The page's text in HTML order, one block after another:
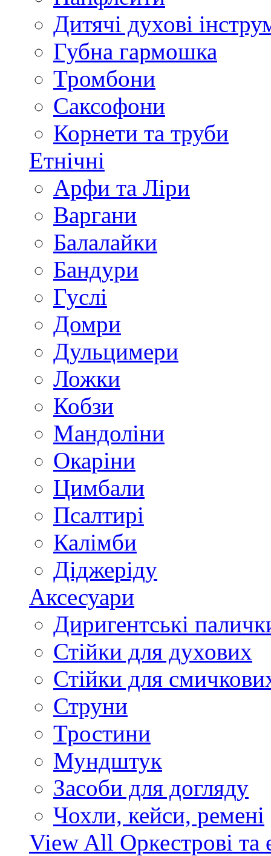
Дитячі духові
Губна гармошка
Тромбони
Саксофони
Корнети та труби
Етнічні
Арфи та Ліри
Варгани
Балалайки
Бандури
Гуслі
Домри
Дульцимери
Ложки
Кобзи
Мандоліни
Окаріни
Цимбали
Псалтирі
Калімби
Діджеріду
Аксесуари
Диригентські
Стійки для духових
Стійки для
Струни
Тростини
Мундштук
Засоби для догляду
Чохли, кейси, ремені
View All Оркестрові та